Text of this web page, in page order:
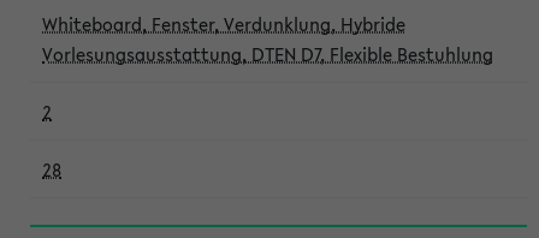
Whiteboard, Fenster, Verdunklung, Hybride
Vorlesungsausstattung, DTEN D7, Flexible Bestuhlung
2
28